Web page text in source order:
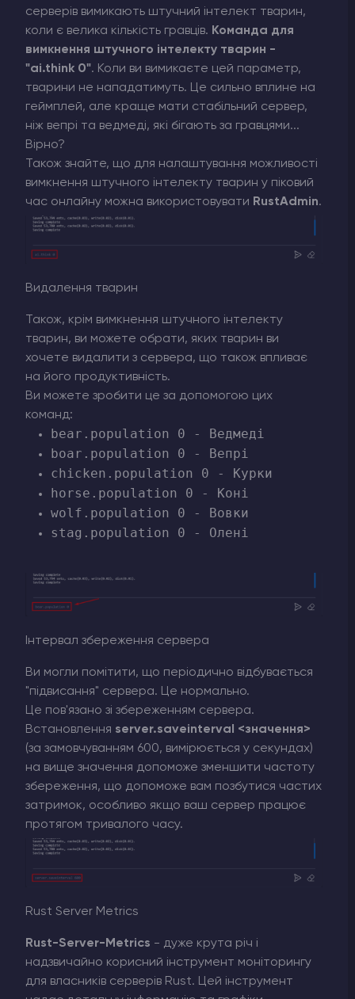
серверів вимикають штучний інтелект тварин,
коли є велика кількість гравців. Команда для
вимкнення штучного інтелекту тварин -
"ai.think 0". Коли ви вимикаєте цей параметр,
тварини не нападатимуть. Це сильно вплине на
геймплей, але краще мати стабільний сервер,
ніж вепрі та ведмеді, які бігають за гравцями...
Вірно?
Також знайте, що для налаштування можливості
вимкнення штучного інтелекту тварин у піковий
час онлайну можна використовувати RustAdmin.
Видалення тварин
Також, крім вимкнення штучного інтелекту
тварин, ви можете обрати, яких тварин ви
хочете видалити з сервера, що також впливає
на його продуктивність.
Ви можете зробити це за допомогою цих
команд:
bear.population 0 - Ведмеді
boar.population 0 - Вепрі
chicken.population 0 - Курки
horse.population 0 - Коні
wolf.population 0 - Вовки
stag.population 0 - Олені
Інтервал збереження сервера
Ви могли помітити, що періодично відбувається
"підвисання" сервера. Це нормально.
Це пов'язано зі збереженням сервера.
Встановлення server.saveinterval <значення>
(за замовчуванням 600, вимірюється у секундах)
на вище значення допоможе зменшити частоту
збереження, що допоможе вам позбутися частих
затримок, особливо якщо ваш сервер працює
протягом тривалого часу.
Rust Server Metrics
Rust-Server-Metrics - дуже крута річ і
надзвичайно корисний інструмент моніторингу
для власників серверів Rust. Цей інструмент